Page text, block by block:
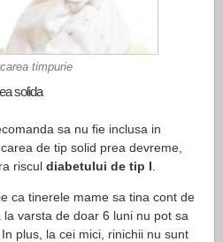
timpurie
solida
sa nu fie inclusa in
de tip solid prea devreme,
riscul diabetului de tip I
ca tinerele mame sa tina cont de
varsta de doar 6 luni nu pot sa
plus, la cei mici, rinichii nu sunt